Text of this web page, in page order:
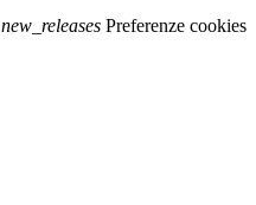
new_releases Preferenze cookies